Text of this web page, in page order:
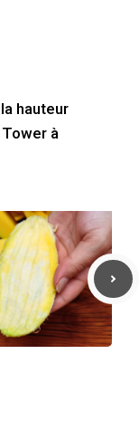
hauteur
Tower à